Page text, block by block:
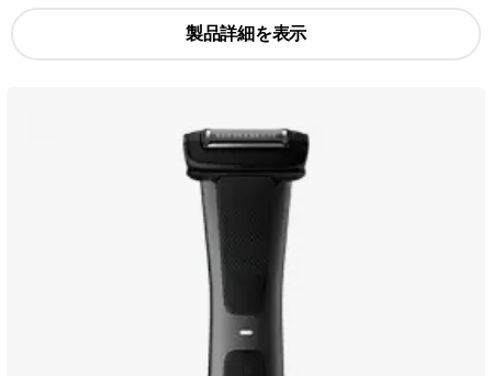
製品詳細を表示